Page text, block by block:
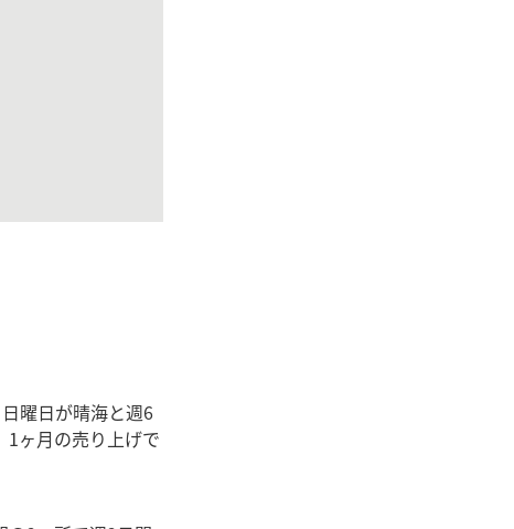
曜日が晴海と週6
1ヶ月の売り上げで